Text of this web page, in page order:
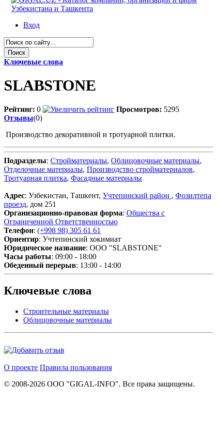
Вход
Ключевые слова
SLABSTONE
Рейтинг: 0 Просмотров: 5295
Отзывы(0)
Производство декоративной и тротуарной плитки.
Подразделы: Стройматериалы, Облицовочные материалы,
Отделочные материалы, Производство стройматериалов,
Тротуарная плитка, Фасадные материалы
Адрес: Узбекистан, Ташкент, Учтепинский район , Фозилтепа
проезд, дом 251
Организационно-правовая форма: Общества с
Ограниченной Ответственностью
Телефон: (+998 98) 305 61 61
Ориентир: Учтепинский хокимиат
Юридическое название: OOO "SLABSTONE"
Часы работы: 09:00 - 18:00
Обеденный перерыв: 13:00 - 14:00
Ключевые слова
Строительные материалы
Облицовочные материалы
О проекте Правила пользования
© 2008-2026 ООО "GIGAL-INFO". Все права защищены.